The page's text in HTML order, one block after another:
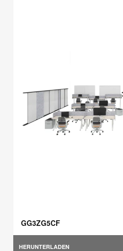
GG3ZG5CF
HERUNTERLADEN